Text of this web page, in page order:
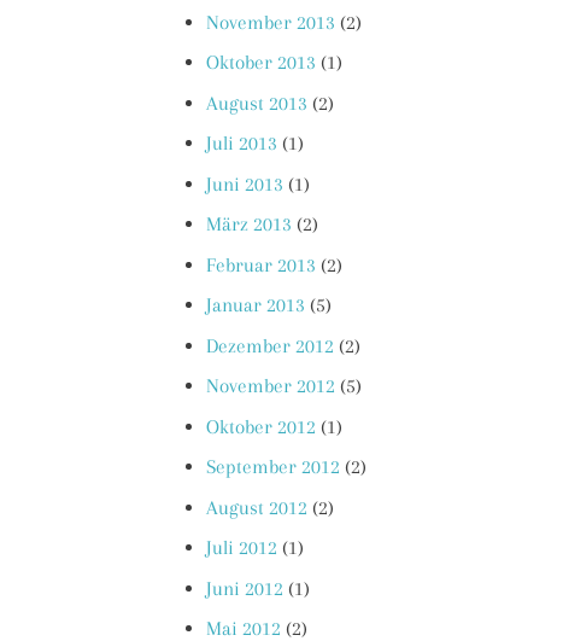
November 2013 (2)
Oktober 2013 (1)
August 2013 (2)
Juli 2013 (1)
Juni 2013 (1)
März 2013 (2)
Februar 2013 (2)
Januar 2013 (5)
Dezember 2012 (2)
November 2012 (5)
Oktober 2012 (1)
September 2012 (2)
August 2012 (2)
Juli 2012 (1)
Juni 2012 (1)
Mai 2012 (2)